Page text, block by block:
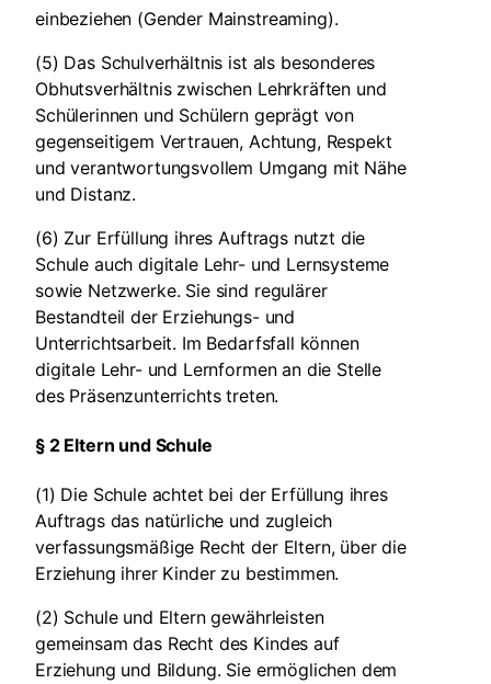
einbeziehen (Gender Mainstreaming).
(5) Das Schulverhältnis ist als besonderes
Obhutsverhältnis zwischen Lehrkräften und
Schülerinnen und Schülern geprägt von
gegenseitigem Vertrauen, Achtung, Respekt
und verantwortungsvollem Umgang mit Nähe
und Distanz.
(6) Zur Erfüllung ihres Auftrags nutzt die
Schule auch digitale Lehr- und Lernsysteme
sowie Netzwerke. Sie sind regulärer
Bestandteil der Erziehungs- und
Unterrichtsarbeit. Im Bedarfsfall können
digitale Lehr- und Lernformen an die Stelle
des Präsenzunterrichts treten.
§ 2 Eltern und Schule
(1) Die Schule achtet bei der Erfüllung ihres
Auftrags das natürliche und zugleich
verfassungsmäßige Recht der Eltern, über die
Erziehung ihrer Kinder zu bestimmen.
(2) Schule und Eltern gewährleisten
gemeinsam das Recht des Kindes auf
Erziehung und Bildung. Sie ermöglichen dem